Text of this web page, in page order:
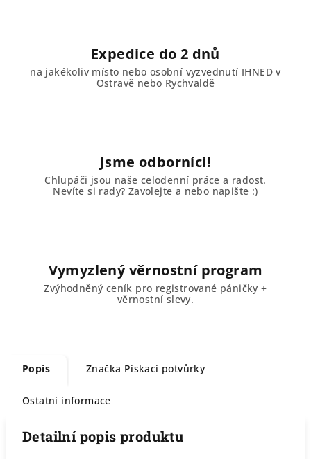
Expedice do 2 dnů
na jakékoliv místo nebo osobní vyzvednutí IHNED v
Ostravě nebo Rychvaldě
Jsme odborníci!
Chlupáči jsou naše celodenní práce a radost.
Nevíte si rady? Zavolejte a nebo napište :)
Vymyzlený věrnostní program
Zvýhodněný ceník pro registrované páničky +
věrnostní slevy.
Popis Značka Pískací potvůrky
Ostatní informace
Detailní popis produktu